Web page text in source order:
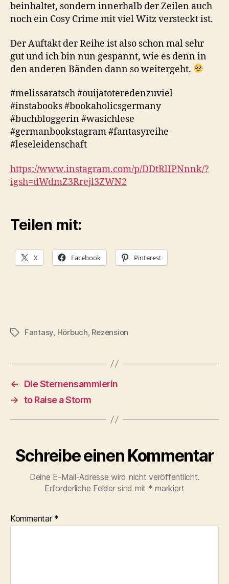
beinhaltet, sondern innerhalb der Zeilen auch
noch ein Cosy Crime mit viel Witz versteckt ist.
Der Auftakt der Reihe ist also schon mal sehr
gut und ich bin nun gespannt, wie es denn in
den anderen Bänden dann so weitergeht.
#melissaratsch #ouijatoteredenzuviel
#instabooks #bookaholicsgermany
#buchbloggerin #wasichlese
#germanbookstagram #fantasyreihe
#leseleidenschaft
https://www.instagram.com/p/DDtRlIPNnnk/?
igsh=dWdmZ3Rrejl3ZWN2
Teilen mit:
X Facebook Pinterest
Schlagwörter
Fantasy Hörbuch Rezension
←
Die Sternensammlerin
→ to Raise a Storm
Schreibe einen Kommentar
Deine E-Mail-Adresse wird nicht veröffentlicht.
Erforderliche Felder sind mit * markiert
Kommentar *